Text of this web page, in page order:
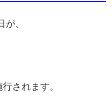
、
されます。